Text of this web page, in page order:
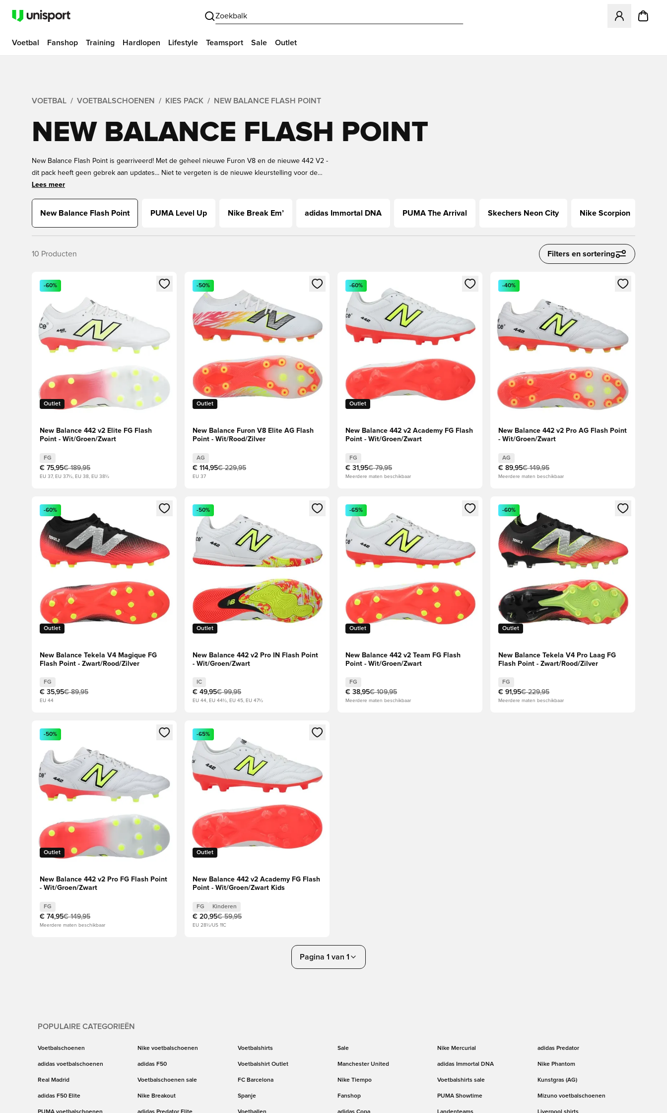
Zoekbalk
Opent een
Voetbal Fanshop Training Hardlopen Lifestyle Teamsport Sale Outlet
VOETBAL VOETBALSCHOENEN KIES PACK NEW BALANCE FLASH POINT
NEW BALANCE FLASH POINT
New Balance Flash Point is gearriveerd! Met de geheel nieuwe Furon V8 en de nieuwe 442 V2 -
dit pack heeft geen gebrek aan updates... Niet te vergeten is de nieuwe kleurstelling voor de
coole Tekela-silo. Er is dus veel om te ontdekken. Waar wacht je nog op? Bekijk de New Balance
winkelervaring!
Lees meer
New Balance Flash Point PUMA Level Up Nike Break Em’ adidas Immortal DNA PUMA The Arrival Skechers Neon City Nike Scorpion
10 Producten Filters en sortering
Opent een venster om in te loggen of je aan te melden als lid
Outlet
-60%
New Balance 442 v2 Elite FG Flash
Point - Wit/Groen/Zwart
FG
€ 75,95€ 189,95
EU 37, EU 37½, EU 38, EU 38½
Opent een venster om in te loggen of je aan te melden als lid
Outlet
-50%
New Balance Furon V8 Elite AG Flash
Point - Wit/Rood/Zilver
AG
€ 114,95€ 229,95
EU 37
Opent een venster om in te loggen of je aan te melden als lid
Outlet
-60%
New Balance 442 v2 Academy FG Flash
Point - Wit/Groen/Zwart
FG
€ 31,95€ 79,95
Meerdere maten beschikbaar
Opent een venster om in te loggen of je aan te
-40%
New Balance 442 v2 Pro AG Flash Point
- Wit/Groen/Zwart
AG
€ 89,95€ 149,95
Meerdere maten beschikbaar
Opent een venster om in te loggen of je aan te melden als lid
Outlet
-60%
New Balance Tekela V4 Magique FG
Flash Point - Zwart/Rood/Zilver
FG
€ 35,95€ 89,95
EU 44
Opent een venster om in te loggen of je aan te melden als lid
Outlet
-50%
New Balance 442 v2 Pro IN Flash Point
- Wit/Groen/Zwart
IC
€ 49,95€ 99,95
EU 44, EU 44½, EU 45, EU 47½
Opent een venster om in te loggen of je aan te melden als lid
Outlet
-65%
New Balance 442 v2 Team FG Flash
Point - Wit/Groen/Zwart
FG
€ 38,95€ 109,95
Meerdere maten beschikbaar
Opent een venster om in te loggen of je aan te
Outlet
-60%
New Balance Tekela V4 Pro Laag FG
Flash Point - Zwart/Rood/Zilver
FG
€ 91,95€ 229,95
Meerdere maten beschikbaar
Opent een venster om in te loggen of je aan te melden als lid
Outlet
-50%
New Balance 442 v2 Pro FG Flash Point
- Wit/Groen/Zwart
FG
€ 74,95€ 149,95
Meerdere maten beschikbaar
Opent een venster om in te loggen of je aan te melden als lid
Outlet
-65%
New Balance 442 v2 Academy FG Flash
Point - Wit/Groen/Zwart Kids
FG Kinderen
€ 20,95€ 59,95
EU 28½/US 11C
Pagina 1 van 1
POPULAIRE CATEGORIEËN
Voetbalschoenen Nike voetbalschoenen Voetbalshirts Sale Nike Mercurial adidas Predator
adidas voetbalschoenen adidas F50 Voetbalshirt Outlet Manchester United adidas Immortal DNA Nike Phantom
Real Madrid Voetbalschoenen sale FC Barcelona Nike Tiempo Voetbalshirts sale Kunstgras (AG)
adidas F50 Elite Nike Breakout Spanje Fanshop PUMA Showtime Mizuno voetbalschoenen
PUMA voetbalschoenen adidas Predator Elite Voetballen adidas Copa Landenteams Liverpool shirts